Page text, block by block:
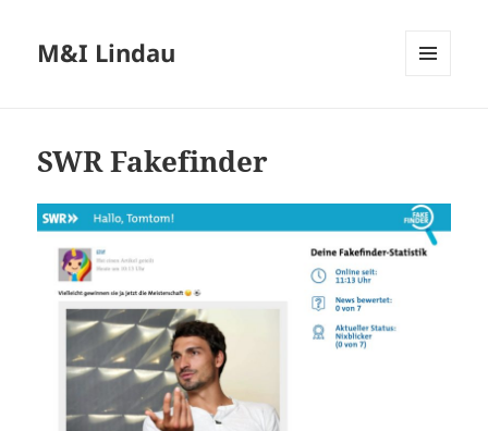
M&I Lindau
SWR Fakefinder